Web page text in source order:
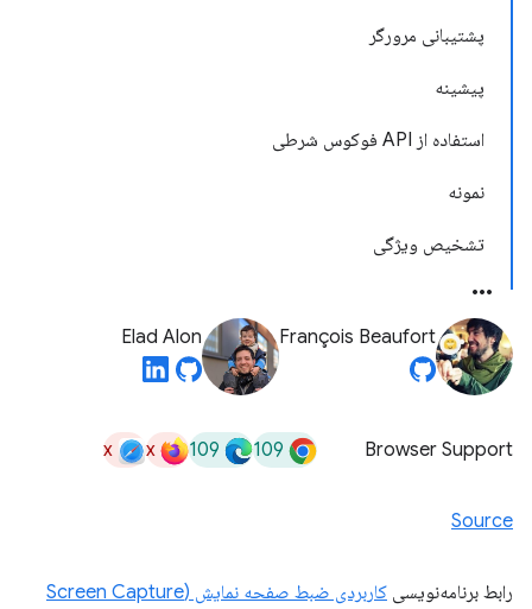
پشتیبانی مرورگر
پیشینه
استفاده از API فوکوس شرطی
نمونه
تشخیص ویژگی
François Beaufort
Elad Alon
Browser Support
109
109
x
x
Source
رابط برنامه‌نویسی
کاربردی ضبط صفحه نمایش (Screen Capture